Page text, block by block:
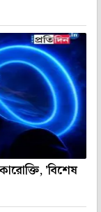
'বিশেষ